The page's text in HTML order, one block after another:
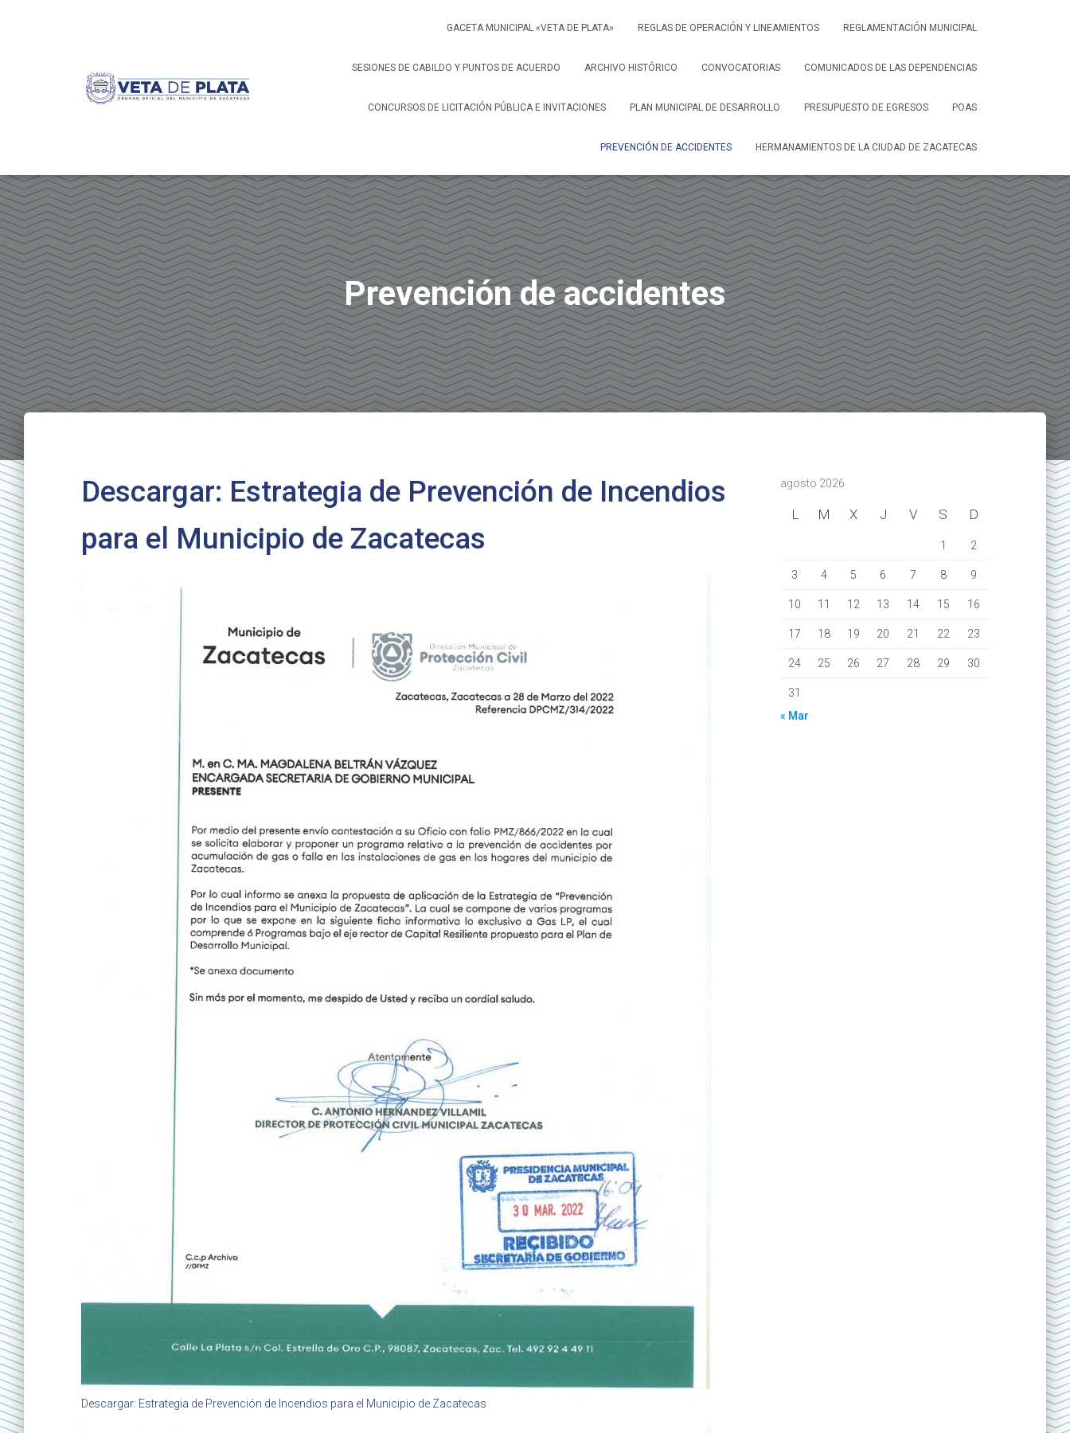
GACETA MUNICIPAL «VETA DE PLATA» REGLAS DE OPERACIÓN Y LINEAMIENTOS REGLAMENTACIÓN MUNICIPAL
SESIONES DE CABILDO Y PUNTOS DE ACUERDO ARCHIVO HISTÓRICO CONVOCATORIAS COMUNICADOS DE LAS DEPENDENCIAS
CONCURSOS DE LICITACIÓN PÚBLICA E INVITACIONES PLAN MUNICIPAL DE DESARROLLO PRESUPUESTO DE EGRESOS POAS
PREVENCIÓN DE ACCIDENTES HERMANAMIENTOS DE LA CIUDAD DE ZACATECAS
Prevención de accidentes
Descargar: Estrategia de Prevención de Incendios
para el Municipio de Zacatecas
Descargar: Estrategia de Prevención de Incendios para el Municipio de Zacatecas
agosto 2026
L M X J V S D
1 2
3 4 5 6 7 8 9
10 11 12 13 14 15 16
17 18 19 20 21 22 23
24 25 26 27 28 29 30
31
« Mar